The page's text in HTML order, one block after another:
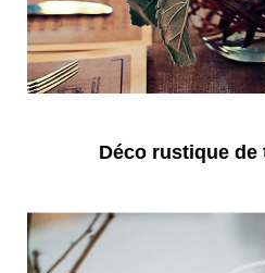
Déco rustique de